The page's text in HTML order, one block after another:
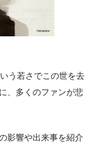
う若さでこの世を去
、多くのファンが悲
影響や出来事を紹介